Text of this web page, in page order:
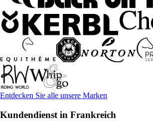
Entdecken Sie alle unsere Marken
Kundendienst in Frankreich